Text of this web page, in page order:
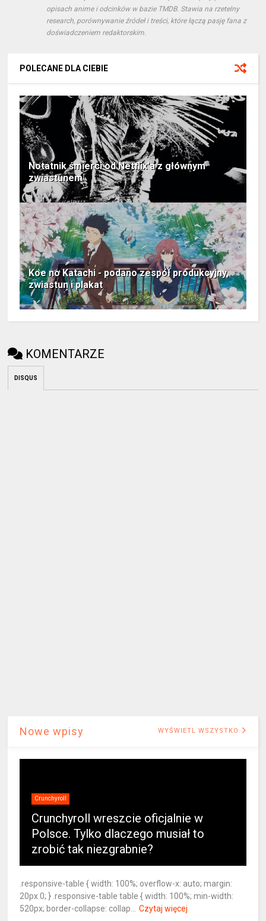
opisach anime i odcinków w bazie TMDB. Stawia na rzetelny
research, porównywanie źródeł i treści, które łączą pasję fana z
doświadczeniem redaktorskim.
POLECANE DLA CIEBIE
Notatnik śmierci od Netflix'a z głównym
zwiastunem
Koe no Katachi - podano zespół produkcyjny,
zwiastun i plakat
KOMENTARZE
DISQUS
Nowe wpisy WYŚWIETL WSZYSTKO
Crunchyroll
Crunchyroll wreszcie oficjalnie w
Polsce. Tylko dlaczego musiał to
zrobić tak niezgrabnie?
.responsive-table { width: 100%; overflow-x: auto; margin:
20px 0; } .responsive-table table { width: 100%; min-width:
520px; border-collapse: collap...
Czytaj więcej